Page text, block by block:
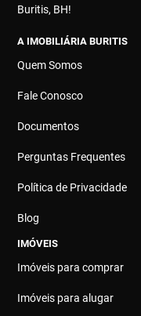
Buritis, BH!
A IMOBILIÁRIA BURITIS
Quem Somos
Fale Conosco
Documentos
Perguntas Frequentes
Política de Privacidade
Blog
IMÓVEIS
Imóveis para comprar
Imóveis para alugar